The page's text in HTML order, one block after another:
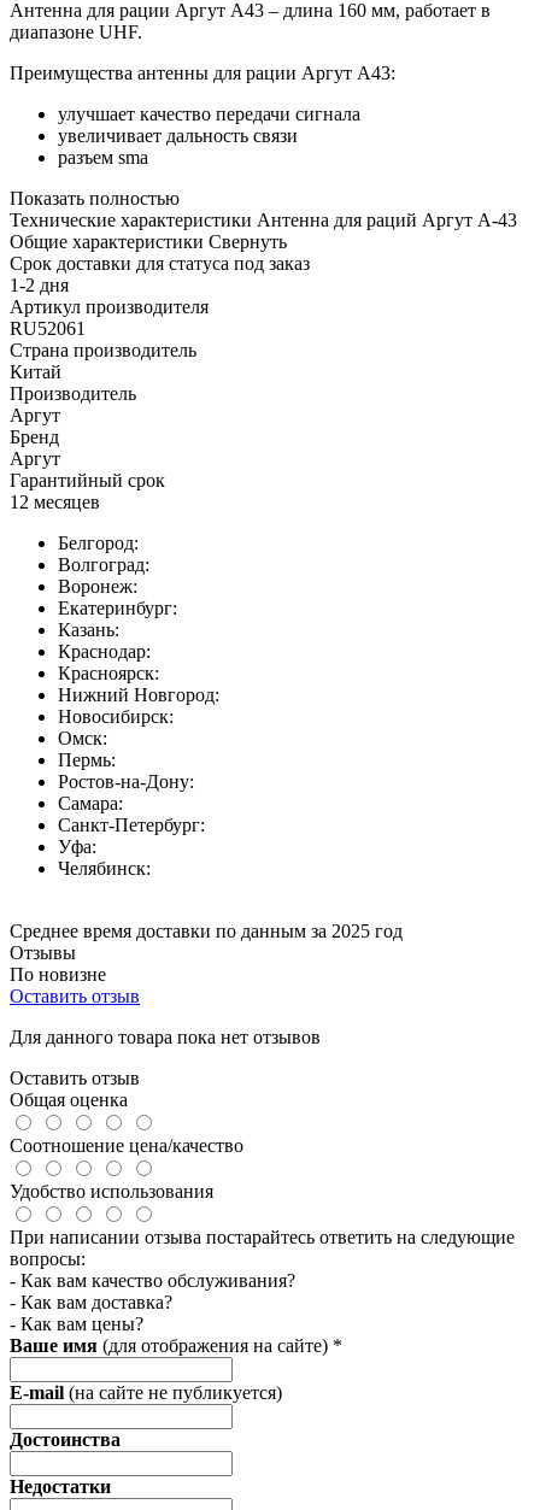
Антенна для рации Аргут А43 – длина 160 мм, работает в
диапазоне UHF.
Преимущества антенны для рации Аргут А43:
улучшает качество передачи сигнала
увеличивает дальность связи
разъем sma
Показать полностью
Технические характеристики Антенна для раций Аргут А-43
Общие характеристики Свернуть
Срок доставки для статуса под заказ
1-2 дня
Артикул производителя
RU52061
Страна производитель
Китай
Производитель
Аргут
Бренд
Аргут
Гарантийный срок
12 месяцев
Белгород:
Волгоград:
Воронеж:
Екатеринбург:
Казань:
Краснодар:
Красноярск:
Нижний Новгород:
Новосибирск:
Омск:
Пермь:
Ростов-на-Дону:
Самара:
Санкт-Петербург:
Уфа:
Челябинск:
Среднее время доставки по данным за 2025 год
Отзывы
По новизне
Оставить отзыв
Для данного товара пока нет отзывов
Оставить отзыв
Общая оценка
Соотношение цена/качество
Удобство использования
При написании отзыва постарайтесь ответить на следующие
вопросы:
- Как вам качество обслуживания?
- Как вам доставка?
- Как вам цены?
Ваше имя (для отображения на сайте) *
E-mail (на сайте не публикуется)
Достоинства
Недостатки